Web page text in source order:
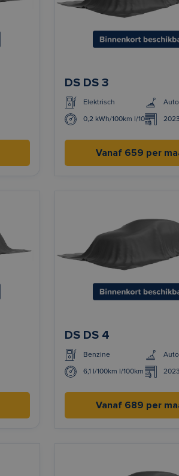
DS DS 3
Elektrisch
0,2 kWh/100km l/100km 2023
Vanaf 659 per
DS DS 4
Benzine
6,1 l/100km l/100km 2023
Vanaf 689 per